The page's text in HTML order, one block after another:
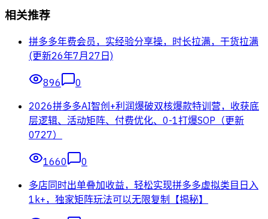
相关推荐
拼多多年费会员，实经验分享操，时长拉满，干货拉满
(更新26年7月27日)
896
0
2026拼多多AI智创+利润爆破双核爆款特训营，收获底
层逻辑、活动矩阵、付费优化、0-1打爆SOP（更新
0727）
1660
0
多店同时出单叠加收益，轻松实现拼多多虚拟类目日入
1k+，独家矩阵玩法可以无限复制【揭秘】